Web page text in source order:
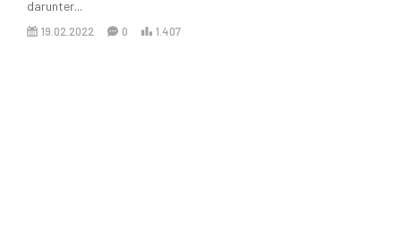
darunter...
19.02.2022 0 1.407